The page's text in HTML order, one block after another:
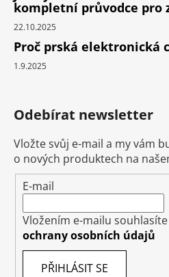
kompletní průvodce pro
22.10.2025
Proč prská elektronická
1.9.2025
Odebírat newsletter
Vložte svůj e-mail a my vám
o nových produktech na
E-mail
Vložením e-mailu souhlasíte
ochrany osobních údajů
PŘIHLÁSIT SE